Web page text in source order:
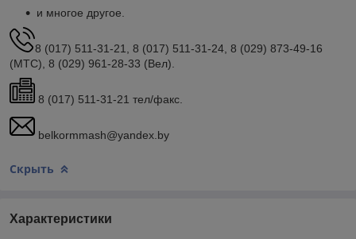
и многое другое.
8 (017) 511-31-21, 8 (017) 511-31-24, 8 (029) 873-49-16
(МТС), 8 (029) 961-28-33 (Вел).
8 (017) 511-31-21 тел/факс.
belkormmash@yandex.by
Скрыть
Характеристики